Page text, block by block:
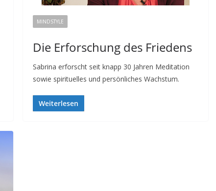
MINDSTYLE
Die Erforschung des Friedens
Sabrina erforscht seit knapp 30 Jahren Meditation
sowie spirituelles und persönliches Wachstum.
Weiterlesen